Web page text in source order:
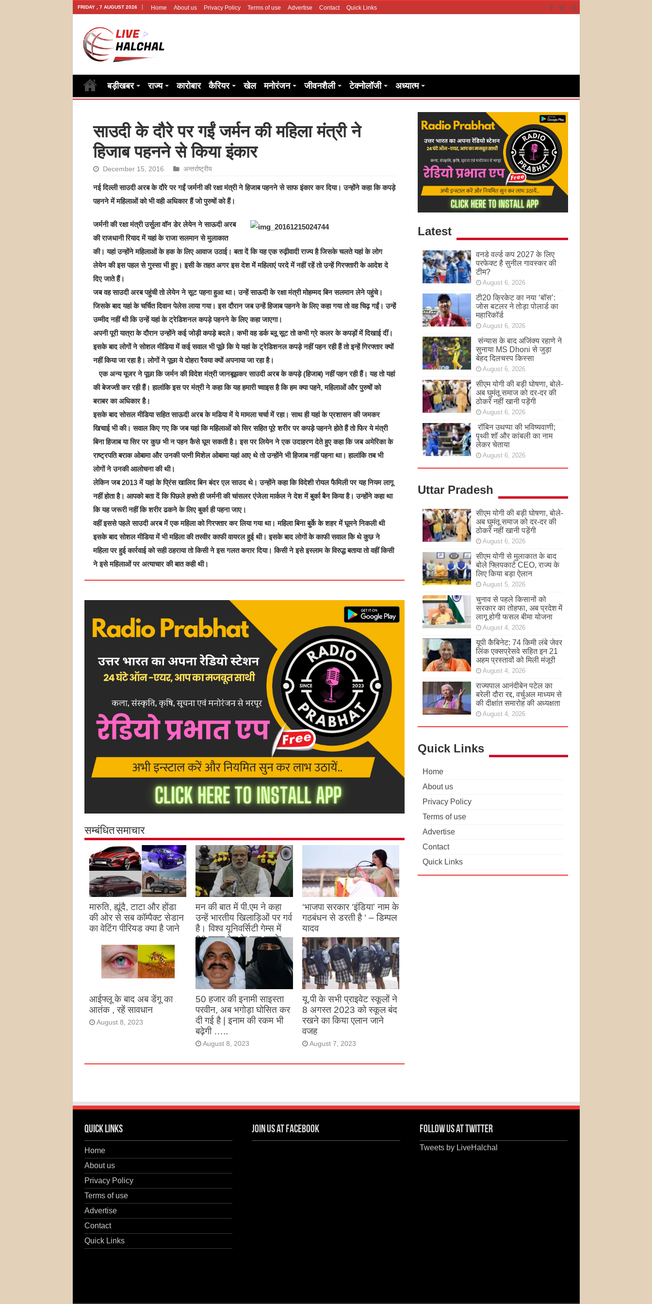
FRIDAY , 7 AUGUST 2026 Home About us Privacy Policy Terms of use Advertise Contact Quick Links
बड़ीखबर राज्य कारोबार कैरियर खेल मनोरंजन जीवनशैली टेक्नोलॉजी अध्यात्म
साउदी के दौरे पर गईं जर्मन की महिला मंत्री ने
हिजाब पहनने से किया इंकार
December 15, 2016 अन्तर्राष्ट्रीय
नई दिल्ली साउदी अरब के दौरे पर गईं जर्मनी की रक्षा मंत्री ने हिजाब पहनने से साफ इंकार कर दिया। उन्होंने कहा कि कपड़े
पहनने में महिलाओं को भी वही अधिकार हैं जो पुरुषों को हैं।
जर्मनी की रक्षा मंत्री उर्सुला वॉन डेर लेयेन ने साऊदी अरब
की राजधानी रियाद में यहां के राजा सलमान से मुलाकात
की। यहां उन्होंने महिलाओं के हक के लिए आवाज उठाई। बता दें कि यह एक रुढ़ीवादी राज्य है जिसके चलते यहां के लोग
लेयेन की इस पहल से गुस्सा भी हुए। इसी के तहत अगर इस देश में महिलाएं परदे में नहीं रहें तो उन्हें गिरफ्तारी के आदेश दे
दिए जाते हैं।
जब वह साउदी अरब पहुंची तो लेयेन ने सूट पहना हुआ था। उन्हें साऊदी के रक्षा मंत्री मोहम्मद बिन सलमान लेने पहुंचे।
जिसके बाद यहां के चर्चित दिवान पेलेस लाया गया। इस दौरान जब उन्हें हिजाब पहनने के लिए कहा गया तो वह चिढ़ गईं। उन्हें
उम्मीद नहीं थी कि उन्हें यहां के ट्रेडिशनल कपड़े पहनने के लिए कहा जाएगा।
अपनी पूरी यात्रा के दौरान उन्होंने कई जोड़ी कपड़े बदले। कभी वह डर्क ब्लू सूट तो कभी ग्रे कलर के कपड़ों में दिखाई दीं।
इसके बाद लोगों ने सोशल मीडिया में कई सवाल भी पूछे कि ये यहां के ट्रेडिशनल कपड़े नहीं पहन रही हैं तो इन्हें गिरफ्तार क्यों
नहीं किया जा रहा है। लोगों ने पूछा ये दोहरा रैवया क्यों अपनाया जा रहा है।
एक अन्य यूजर ने पूछा कि जर्मन की विदेश मंत्री जानबूझकर साउदी अरब के कपड़े (हिजाब) नहीं पहन रही हैं। यह तो यहां
की बेजज्ती कर रही हैं। हालांकि इस पर मंत्री ने कहा कि यह हमारी च्वाइस है कि हम क्या पहने, महिलाओं और पुरुषों को
बराबर का अधिकार है।
इसके बाद सोसल मीडिया सहित साऊदी अरब के मडिया में ये मामला चर्चा में रहा। साथ ही यहां के प्रशासन की जमकर
खिचाई भी की। सवाल किए गए कि जब यहां कि महिलाओं को सिर सहित पूरे शरीर पर कपड़े पहनने होते हैं तो फिर ये मंत्री
बिना हिजाब या सिर पर कुछ भी न पहन कैसे घूम सकती है। इस पर लियेन ने एक उदाहरण देते हुए कहा कि जब अमेरिका के
राष्ट्रपति बराक ओबामा और उनकी पत्नी मिशेल ओबामा यहां आए थे तो उन्होंने भी हिजाब नहीं पहना था। हालांकि तब भी
लोगों ने उनकी आलोचना की थी।
लेकिन जब 2013 में यहां के प्रिंस खालिद बिन बंदर एल साउद थे। उन्होंने कहा कि विदेशी रोयल फैमिली पर यह नियम लागू
नहीं होता है। आपको बता दें कि पिछले हफ्ते ही जर्मनी की चांसलर एंजेला मार्कल ने देश में बुर्का बैन किया है। उन्होंने कहा था
कि यह जरूरी नहीं कि शरीर ढकने के लिए बुर्का ही पहना जाए।
वहीं इससे पहले साउदी अरब में एक महिला को गिरफ्तार कर लिया गया था। महिला बिना बुर्के के शहर में घूमने निकली थी
इसके बाद सोशल मीडिया में भी महिला की तस्वीर काफी वायरल हुई थी। इसके बाद लोगों के काफी सवाल किे थे कुछ ने
महिला पर हुई कार्रवाई को सही ठहराया तो किसी ने इस गलत करार दिया। किसी ने इसे इस्लाम के विरुद्ध बताया तो वहीं किसी
ने इसे महिलाओं पर अत्याचार की बात कही थी।
सम्बंधित समाचार
मारुति, ह्यूंदै, टाटा और होंडा
की ओर से सब कॉम्पैक्ट सेडान
का वेटिंग पीरियड क्या है जाने
मन की बात में पी.एम ने कहा
उन्हें भारतीय खिलाड़िओं पर गर्व
है। विश्व यूनिवर्सिटी गेम्स में
26 पदक देश के नाम करके
उन्होंने देश का नाम रोशन किया
है
August 27, 2023
‘भाजपा सरकार ‘इंडिया’ नाम के
गठबंधन से डरती है ‘ – डिम्पल
यादव
August 26, 2023
आईफ्लू के बाद अब डेंगू का
आतंक , रहें सावधान
August 8, 2023
50 हजार की इनामी साइस्ता
परवीन, अब भगोड़ा घोसित कर
दी गई है | इनाम की रकम भी
बढ़ेगी …..
August 8, 2023
यू.पी के सभी प्राइवेट स्कूलों ने
8 अगस्त 2023 को स्कूल बंद
रखने का किया एलान जाने
वजह
August 7, 2023
Latest
वनडे वर्ल्ड कप 2027 के लिए
परफेक्ट है सुनील गावस्कर की
टीम?
August 6, 2026
टी20 क्रिकेट का नया ‘बॉस’:
जोस बटलर ने तोड़ा पोलार्ड का
महारिकॉर्ड
August 6, 2026
संन्यास के बाद अजिंक्‍य रहाणे ने
सुनाया MS Dhoni से जुड़ा
बेहद दिलचस्प किस्सा
August 6, 2026
सीएम योगी की बड़ी घोषणा, बोले-
अब घुमंतू समाज को दर-दर की
ठोकरें नहीं खानी पड़ेंगी
August 6, 2026
रॉबिन उथप्पा की भविष्यवाणी;
पृथ्वी शॉ और कांबली का नाम
लेकर चेताया
August 6, 2026
Uttar Pradesh
सीएम योगी की बड़ी घोषणा, बोले-
अब घुमंतू समाज को दर-दर की
ठोकरें नहीं खानी पड़ेंगी
August 6, 2026
सीएम योगी से मुलाकात के बाद
बोले फ्लिपकार्ट CEO, राज्य के
लिए किया बड़ा ऐलान
August 5, 2026
चुनाव से पहले किसानों को
सरकार का तोहफा, अब प्रदेश में
लागू होगी फसल बीमा योजना
August 4, 2026
यूपी कैबिनेट: 74 किमी लंबे जेवर
लिंक एक्सप्रेसवे सहित इन 21
अहम प्रस्तावों को मिली मंजूरी
August 4, 2026
राज्यपाल आनंदीबेन पटेल का
बरेली दौरा रद्द, वर्चुअल माध्यम से
की दीक्षांत समारोह की अध्यक्षता
August 4, 2026
Quick Links
Home
About us
Privacy Policy
Terms of use
Advertise
Contact
Quick Links
Quick Links
Home
About us
Privacy Policy
Terms of use
Advertise
Contact
Quick Links
Join us at Facebook Follow us at Twitter
Tweets by LiveHalchal